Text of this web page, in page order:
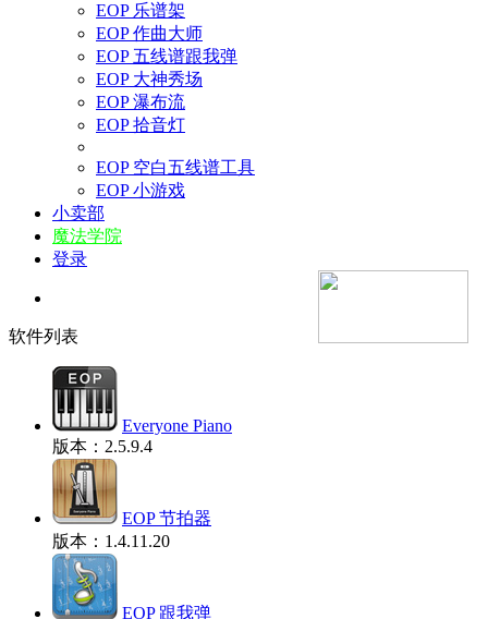
EOP 乐谱架
EOP 作曲大师
EOP 五线谱跟我弹
EOP 大神秀场
EOP 瀑布流
EOP 拾音灯
EOP 空白五线谱工具
EOP 小游戏
小卖部
魔法学院
登录
软件列表
Everyone Piano
版本：2.5.9.4
EOP 节拍器
版本：1.4.11.20
EOP 跟我弹